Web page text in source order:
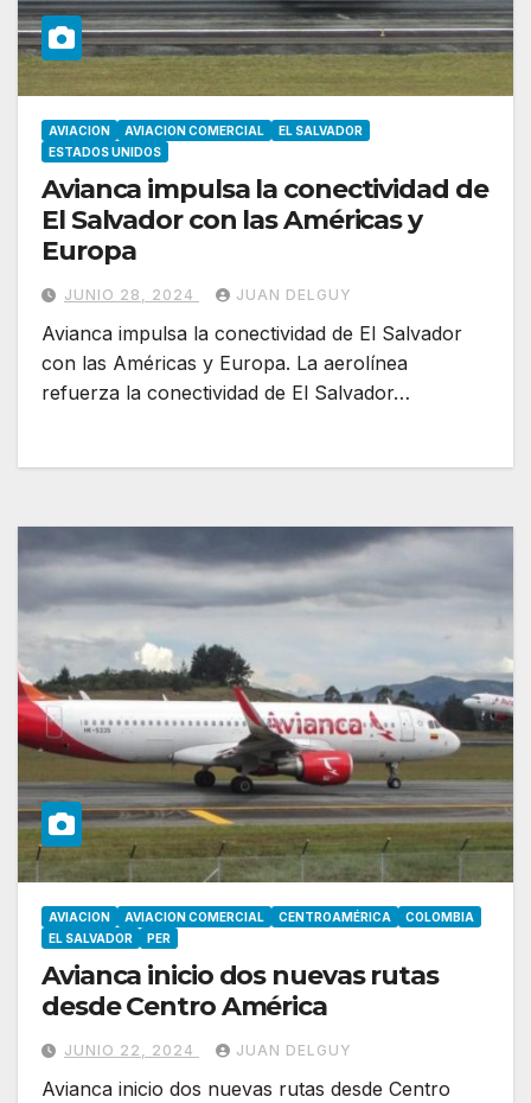
AVIACION AVIACION COMERCIAL
EL SALVADOR
ESTADOS UNIDOS
Avianca impulsa la conectividad de
El Salvador con las Américas y
Europa
JUNIO 28, 2024 JUAN DELGUY
Avianca impulsa la conectividad de El Salvador
con las Américas y Europa. La aerolínea
refuerza la conectividad de El Salvador…
AVIACION AVIACION COMERCIAL CENTROAMÉRICA
COLOMBIA
EL SALVADOR
PER
Avianca inicio dos nuevas rutas
desde Centro América
JUNIO 22, 2024 JUAN DELGUY
Avianca inicio dos nuevas rutas desde Centro